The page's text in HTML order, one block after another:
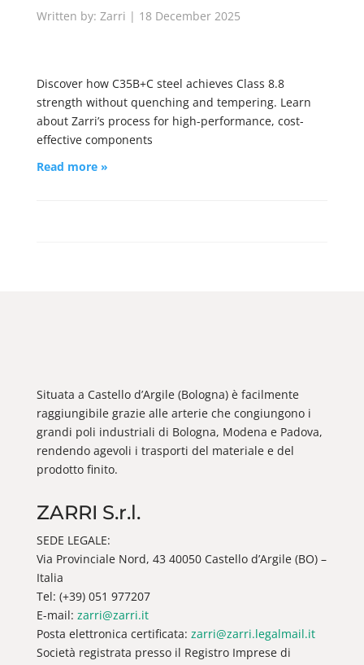
Written by: Zarri | 18 December 2025
Discover how C35B+C steel achieves Class 8.8
strength without quenching and tempering. Learn
about Zarri’s process for high-performance, cost-
effective components
Read more »
Situata a Castello d’Argile (Bologna) è facilmente
raggiungibile grazie alle arterie che congiungono i
grandi poli industriali di Bologna, Modena e Padova,
rendendo agevoli i trasporti del materiale e del
prodotto finito.
ZARRI S.r.l.
SEDE LEGALE:
Via Provinciale Nord, 43 40050 Castello d’Argile (BO) –
Italia
Tel: (+39) 051 977207
E-mail: zarri@zarri.it
Posta elettronica certificata: zarri@zarri.legalmail.it
Società registrata presso il Registro Imprese di